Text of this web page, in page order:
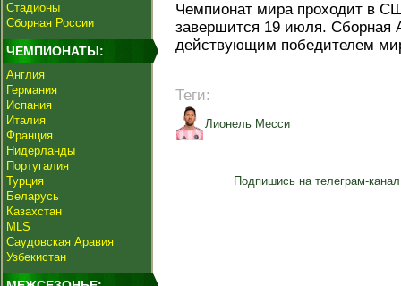
Стадионы
Сборная России
ЧЕМПИОНАТЫ:
Англия
Германия
Испания
Италия
Франция
Нидерланды
Португалия
Турция
Беларусь
Казахстан
MLS
Саудовская Аравия
Узбекистан
Чемпионат мира проходит в
завершится 19 июля. Сборная
действующим победителем
Теги:
Лионель Месси
Подпишись на телеграм-